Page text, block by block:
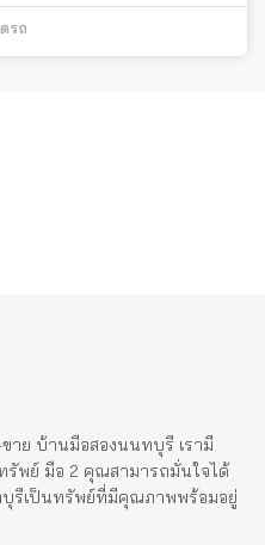
รถ
ย บ้านมือสองนนทบุรี เรามี
รัพย์ มือ 2 คุณสามารถมั่นใจได้
รีเป็นทรัพย์ที่มีคุณภาพพร้อมอยู่